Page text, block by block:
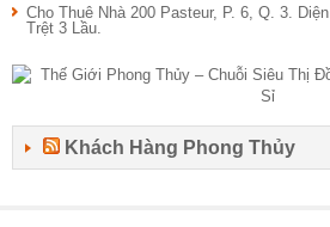
Cho Thuê Nhà 200 Pasteur, P. 6, Q. 3.
Trệt 3 Lầu.
Khách Hàng Phong Thủy